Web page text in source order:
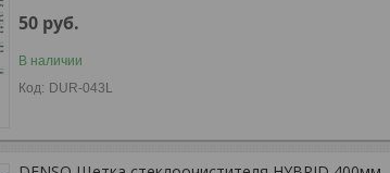
50 руб.
В наличии
DUR-043L